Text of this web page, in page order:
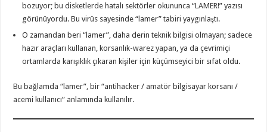
bozuyor; bu disketlerde hatalı sektörler okununca “LAMER!” yazısı
görünüyordu. Bu virüs sayesinde “lamer” tabiri yaygınlaştı.
O zamandan beri “lamer”, daha derin teknik bilgisi olmayan; sadece
hazır araçları kullanan, korsanlık-warez yapan, ya da çevrimiçi
ortamlarda karışıklık çıkaran kişiler için küçümseyici bir sıfat oldu.
Bu bağlamda “lamer”, bir “antihacker / amatör bilgisayar korsanı /
acemi kullanıcı” anlamında kullanılır.